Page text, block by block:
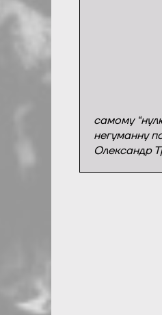
самому
негуманну
Олександр